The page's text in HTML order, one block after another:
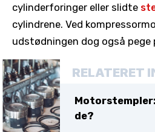
cylinderforinger eller slidte
cylindrene. Ved
udstødningen dog også pege
RELATERET
de?